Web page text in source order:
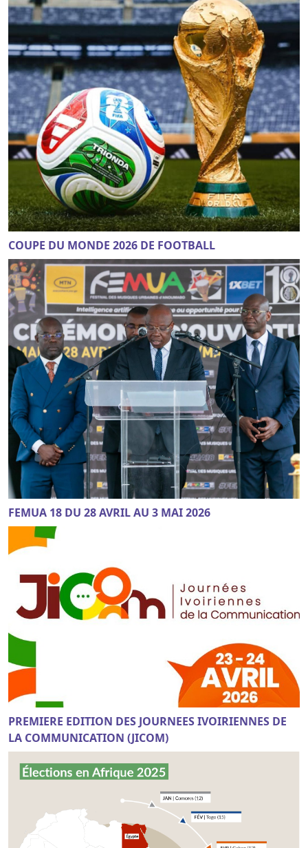
COUPE DU MONDE 2026 DE FOOTBALL
FEMUA 18 DU 28 AVRIL AU 3 MAI 2026
PREMIERE EDITION DES JOURNEES IVOIRIENNES DE
LA COMMUNICATION (JICOM)